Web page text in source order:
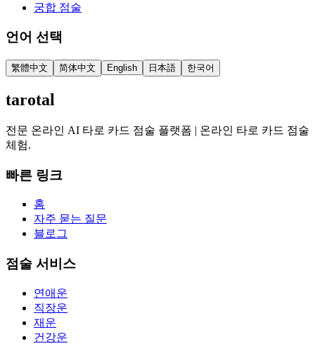
궁합 점술
언어 선택
繁體中文 简体中文 English 日本語 한국어
tarotal
전문 온라인 AI 타로 카드 점술 플랫폼 | 온라인 타로 카드 점술
체험.
빠른 링크
홈
자주 묻는 질문
블로그
점술 서비스
연애운
직장운
재운
건강운